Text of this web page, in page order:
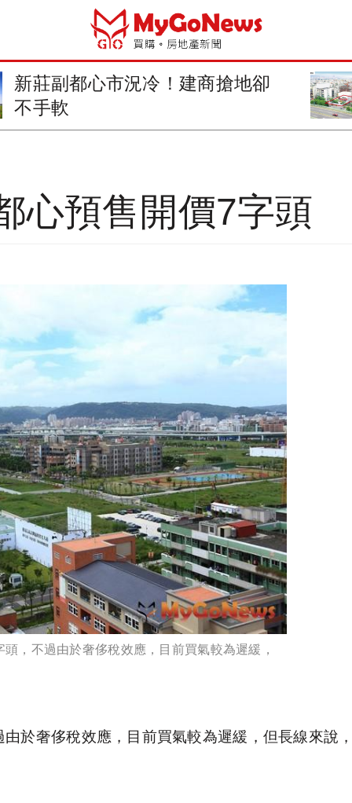
北市建國北路368坪住宅地475萬
標出
心預售開價7字頭
，不過由於奢侈稅效應，目前買氣較為遲緩，
於奢侈稅效應，目前買氣較為遲緩，但長線來說